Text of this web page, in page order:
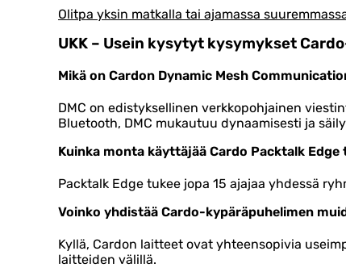
Olitpa yksin matkalla tai ajamassa
UKK – Usein kysytyt kysymykset
Mikä on Cardon Dynamic Mesh
DMC on edistyksellinen verkkopohjainen
Bluetooth, DMC mukautuu dynaamisesti ja
Kuinka monta käyttäjää Cardo Packtalk Edge
Packtalk Edge tukee jopa 15 ajajaa yhdessä
Voinko yhdistää Cardo-kypäräpuhelimen
Kyllä, Cardon laitteet ovat yhteensopivia
laitteiden välillä.